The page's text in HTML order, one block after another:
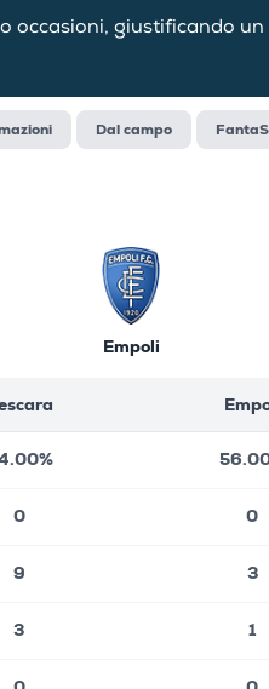
occasioni, giustificando un
Dal campo
Empoli
0 0
9 3
3 1